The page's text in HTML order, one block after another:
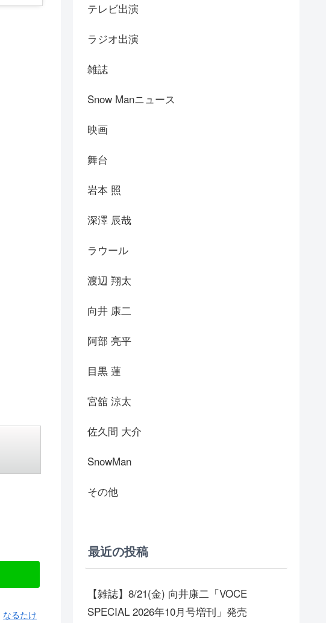
なるたけ
テレビ出演
ラジオ出演
雑誌
Snow Manニュース
映画
舞台
岩本 照
深澤 辰哉
ラウール
渡辺 翔太
向井 康二
阿部 亮平
目黒 蓮
宮舘 涼太
佐久間 大介
SnowMan
その他
最近の投稿
【雑誌】8/21(金) 向井康二「VOCE
SPECIAL 2026年10月号増刊」発売